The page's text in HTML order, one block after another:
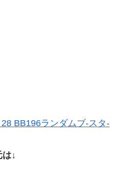
BB196ランダムブ-スタ-
↓